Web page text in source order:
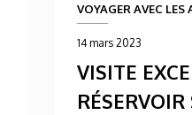
VOYAGER AVEC LES
14 mars 2023
VISITE